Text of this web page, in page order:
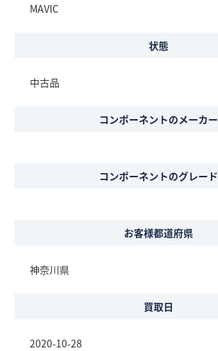
MAVIC
状態
中古品
コンポーネントのメーカー
コンポーネントのグレード
お客様都道府県
神奈川県
買取日
2020-10-28